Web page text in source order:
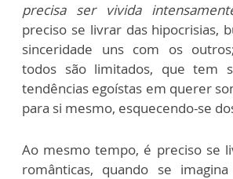
precisa ser vivida
preciso se livrar das hipocrisias,
sinceridade uns com os
todos são limitados, que tem
tendências egoístas em querer
para si mesmo, esquecendo-se
Ao mesmo tempo, é preciso se
românticas, quando se